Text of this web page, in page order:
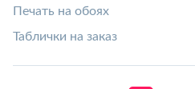
Печать на обоях
Таблички на заказ